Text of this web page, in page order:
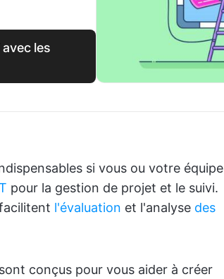
les
si vous ou votre équipe
pour la gestion de projet et le suivi.
l'évaluation et l'analyse des
sont conçus pour vous aider à créer